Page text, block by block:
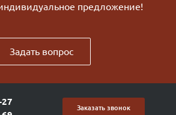
предложение!
Задать вопрос
Заказать звонок